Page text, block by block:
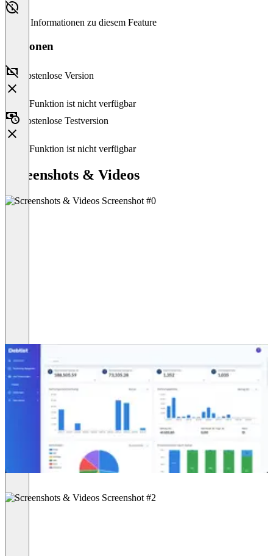
Keine Informationen zu diesem Feature
Versionen
Kostenlose Version
Diese Funktion ist nicht verfügbar
Kostenlose Testversion
Diese Funktion ist nicht verfügbar
Screenshots & Videos